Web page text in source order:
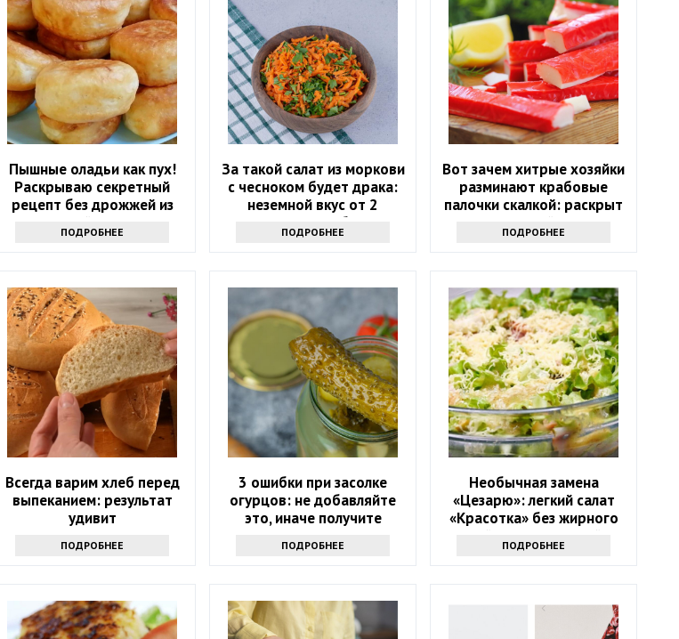
Пышные оладьи как пух!
Раскрываю секретный
рецепт без дрожжей из
маминой тетради
ПОДРОБНЕЕ
За такой салат из моркови
с чесноком будет драка:
неземной вкус от 2
секретных добавок
ПОДРОБНЕЕ
Вот зачем хитрые хозяйки
разминают крабовые
палочки скалкой: раскрыт
гениальный трюк
ПОДРОБНЕЕ
Всегда варим хлеб перед
выпеканием: результат
удивит
ПОДРОБНЕЕ
3 ошибки при засолке
огурцов: не добавляйте
это, иначе получите
закуску
ПОДРОБНЕЕ
Необычная замена
«Цезарю»: легкий салат
«Красотка» без жирного
майонеза и сухарей
ПОДРОБНЕЕ